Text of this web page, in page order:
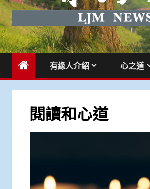
有緣人介紹 心之道
閱讀和心道